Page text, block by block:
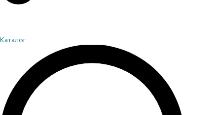
Каталог